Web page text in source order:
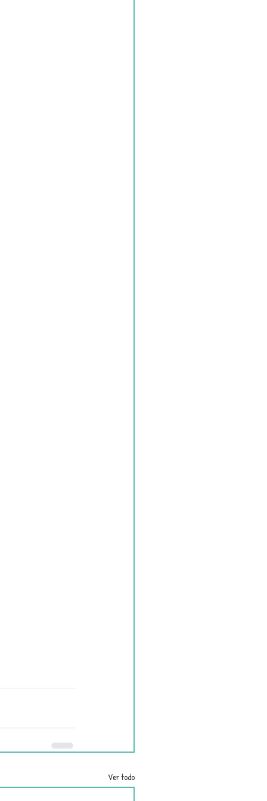
Ver todo